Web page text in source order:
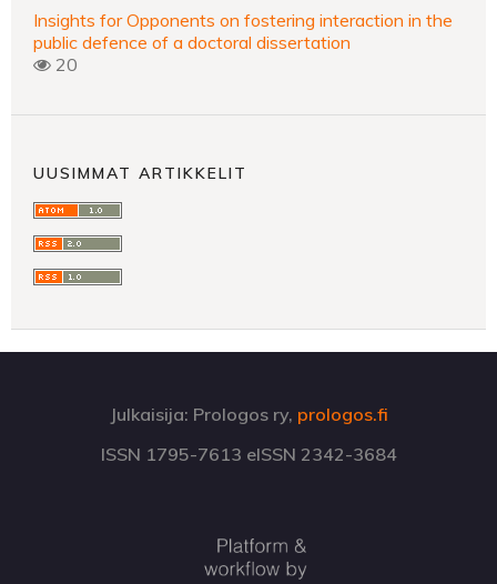
Insights for Opponents on fostering interaction in the
public defence of a doctoral dissertation
20
UUSIMMAT ARTIKKELIT
Julkaisija: Prologos ry, prologos.fi
ISSN 1795-7613 eISSN 2342-3684